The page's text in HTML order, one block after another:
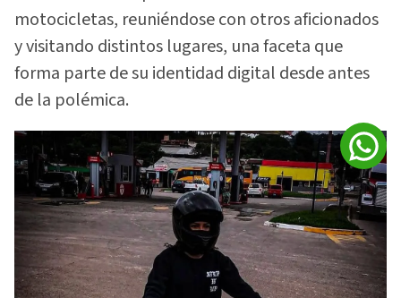
motocicletas, reuniéndose con otros aficionados
y visitando distintos lugares, una faceta que
forma parte de su identidad digital desde antes
de la polémica.